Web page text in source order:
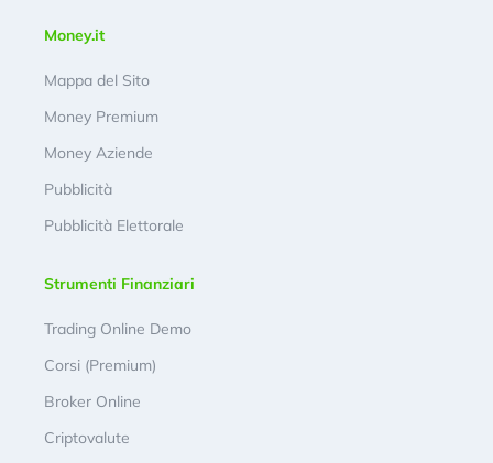
Money.it
Mappa del Sito
Money Premium
Money Aziende
Pubblicità
Pubblicità Elettorale
Strumenti Finanziari
Trading Online Demo
Corsi (Premium)
Broker Online
Criptovalute